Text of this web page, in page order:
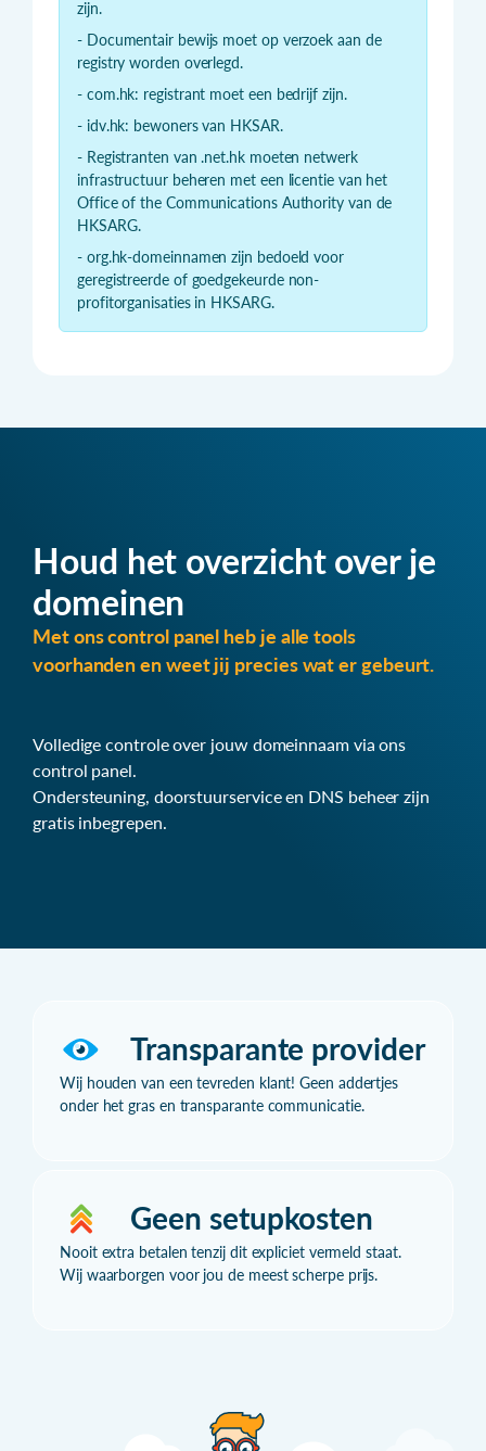
zijn.
- Documentair bewijs moet op verzoek aan de
registry worden overlegd.
- com.hk: registrant moet een bedrijf zijn.
- idv.hk: bewoners van HKSAR.
- Registranten van .net.hk moeten netwerk
infrastructuur beheren met een licentie van het
Office of the Communications Authority van de
HKSARG.
- org.hk-domeinnamen zijn bedoeld voor
geregistreerde of goedgekeurde non-
profitorganisaties in HKSARG.
Houd het overzicht over je
domeinen
Met ons control panel heb je alle tools
voorhanden en weet jij precies wat er gebeurt.
Volledige controle over jouw domeinnaam via ons
control panel.
Ondersteuning, doorstuurservice en DNS beheer zijn
gratis inbegrepen.
Transparante provider
Wij houden van een tevreden klant! Geen addertjes
onder het gras en transparante communicatie.
Geen setupkosten
Nooit extra betalen tenzij dit expliciet vermeld staat.
Wij waarborgen voor jou de meest scherpe prijs.